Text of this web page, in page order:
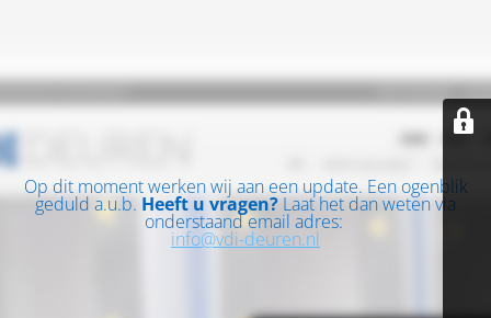
Op dit moment werken wij aan een update. Een ogenblik
geduld a.u.b. Heeft u vragen? Laat het dan weten via
onderstaand email adres:
info@vdi-deuren.nl